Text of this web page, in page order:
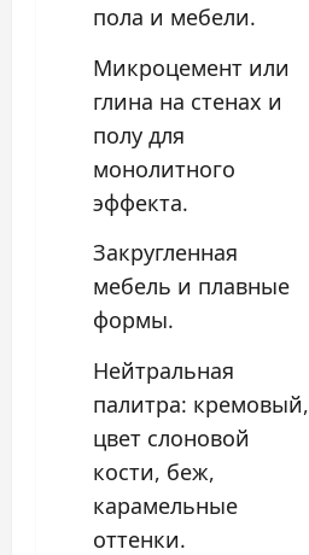
пола и мебели.
Микроцемент или
глина на стенах и
полу для
монолитного
эффекта.
Закругленная
мебель и плавные
формы.
Нейтральная
палитра: кремовый,
цвет слоновой
кости, беж,
карамельные
оттенки.